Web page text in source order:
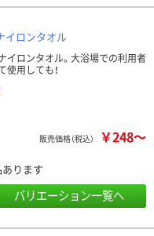
ロンタオル
イロンタオル。大浴場での利用者
使用しても！
販売価格（税込） ￥248～
ります
バリエーション一覧へ